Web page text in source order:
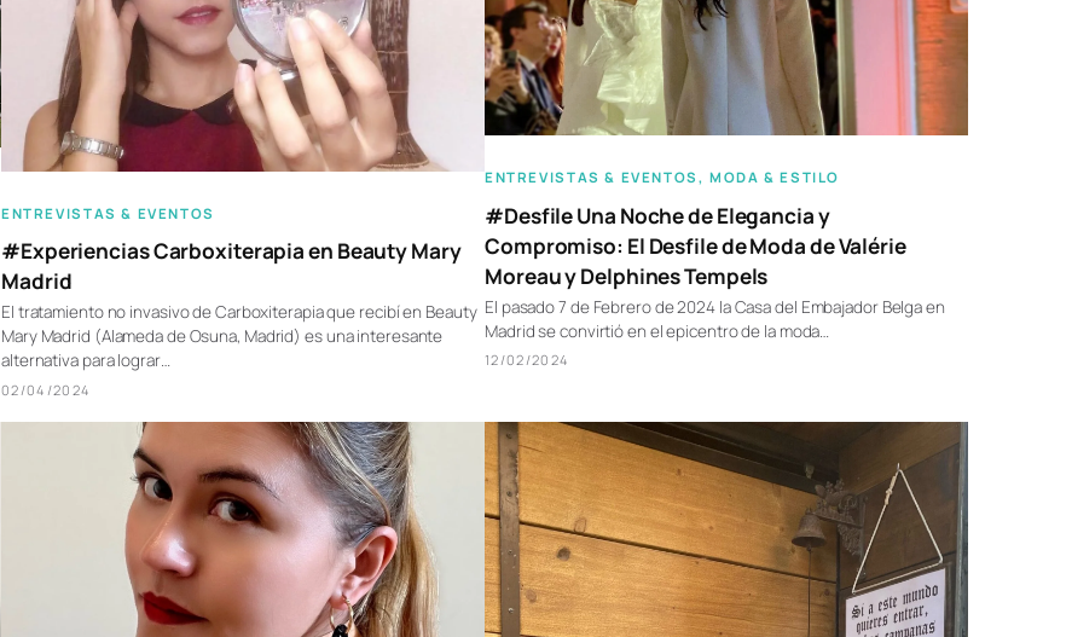
ENTREVISTAS & EVENTOS
#Experiencias Carboxiterapia en Beauty Mary
Madrid
El tratamiento no invasivo de Carboxiterapia que recibí en Beauty
Mary Madrid (Alameda de Osuna, Madrid) es una interesante
alternativa para lograr…
02/04/2024
ENTREVISTAS & EVENTOS , MODA & ESTILO
#Desfile Una Noche de Elegancia y
Compromiso: El Desfile de Moda de Valérie
Moreau y Delphines Tempels
El pasado 7 de Febrero de 2024 la Casa del Embajador Belga en
Madrid se convirtió en el epicentro de la moda…
12/02/2024